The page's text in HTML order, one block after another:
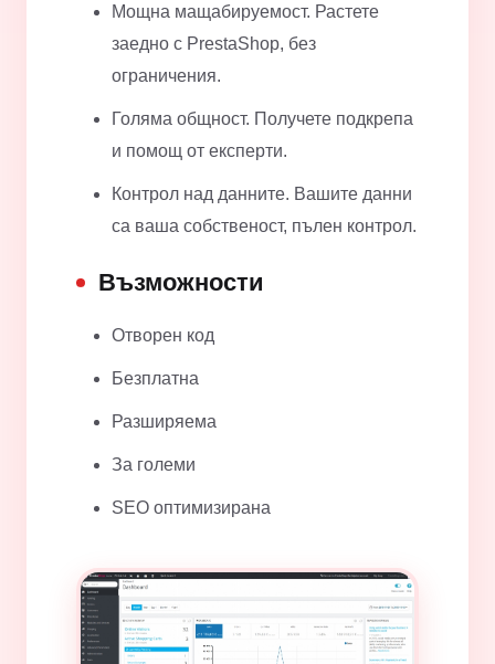
Мощна мащабируемост. Растете
заедно с PrestaShop, без
ограничения.
Голяма общност. Получете подкрепа
и помощ от експерти.
Контрол над данните. Вашите данни
са ваша собственост, пълен контрол.
Възможности
Отворен код
Безплатна
Разширяема
За големи
SEO оптимизирана